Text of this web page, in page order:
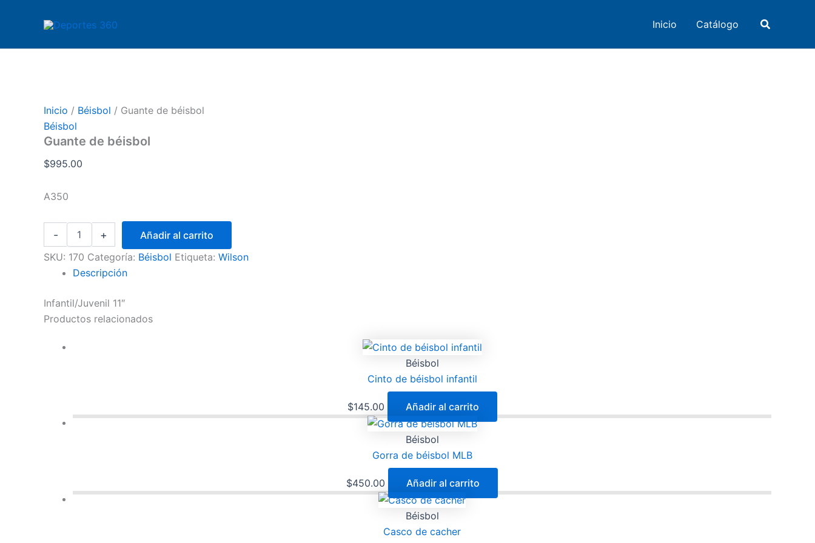
Inicio Catálogo Buscar
Inicio / Béisbol / Guante de béisbol
Béisbol
Guante de béisbol
$995.00
A350
-
béisbol
+
Añadir al carrito
SKU: 170 Categoría: Béisbol Etiqueta: Wilson
Descripción
Infantil/Juvenil 11″
Productos relacionados
Béisbol
Cinto de béisbol infantil
$145.00 Añadir al carrito
Béisbol
Gorra de béisbol MLB
$450.00 Añadir al carrito
Béisbol
Casco de cacher